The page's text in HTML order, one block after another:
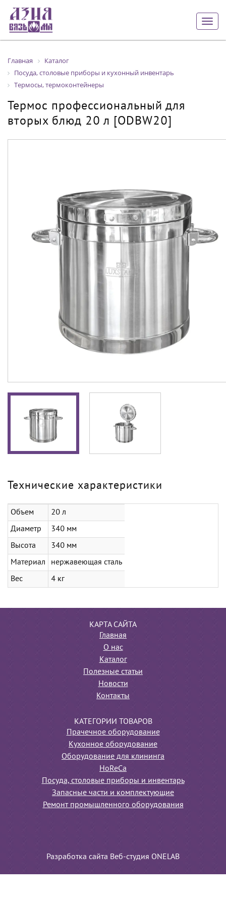
Главная
Каталог
Посуда, столовые приборы и кухонный инвентарь
Термосы, термоконтейнеры
Термос профессиональный для
вторых блюд 20 л [ODBW20]
Технические характеристики
Объем 20 л
Диаметр 340 мм
Высота 340 мм
Материал нержавеющая сталь
Вес 4 кг
КАРТА САЙТА
Главная
О нас
Каталог
Полезные статьи
Новости
Контакты
КАТЕГОРИИ ТОВАРОВ
Прачечное оборудование
Кухонное оборудование
Оборудование для клининга
HoReCa
Посуда, столовые приборы и инвентарь
Запасные части и комплектующие
Ремонт промышленного оборудования
Разработка сайта Веб-студия ONELAB